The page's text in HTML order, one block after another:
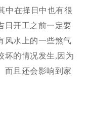
中在择日中也有很
日开工之前一定要
风水上的一些煞气
坏的情况发生,因为
而且还会影响到家